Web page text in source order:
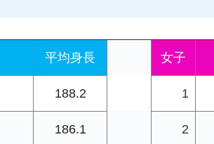
平均身長 女子
188.2 1
186.1 2